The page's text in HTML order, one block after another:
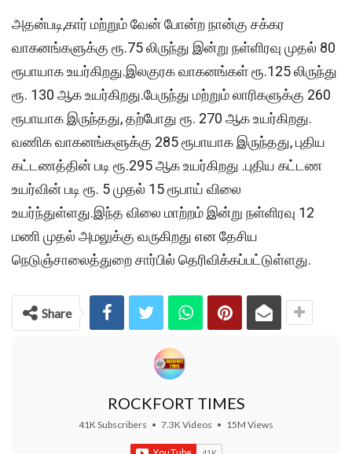
அதன்படி,கார் மற்றும் வேன் போன்ற நான்கு சக்கர
வாகனங்களுக்கு ரூ.75 லிருந்து இன்று நள்ளிரவு முதல் 80
ரூபாயாக உயர்கிறது.இலகுரக வாகனங்கள் ரூ.125 லிருந்து
ரூ. 130 ஆக உயர்கிறது.பேருந்து மற்றும் லாரிகளுக்கு 260
ரூபாயாக இருந்தது, தற்போது ரூ. 270 ஆக உயர்கிறது.
வணிக வாகனங்களுக்கு 285 ரூபாயாக இருந்தது, புதிய
கட்டணத்தின் படி ரூ.295 ஆக உயர்கிறது .புதிய கட்டண
உயர்வின் படி ரூ. 5 முதல் 15 ரூபாய் விலை
உயர்ந்துள்ளது.இந்த விலை மாற்றம் இன்று நள்ளிரவு 12
மணி முதல் அமலுக்கு வருகிறது என தேசிய
நெடுஞ்சாலைத்துறை சார்பில் தெரிவிக்கப்பட்டுள்ளது.
Share
ROCKFORT TIMES
41K Subscribers • 7.3K Videos • 15M Views